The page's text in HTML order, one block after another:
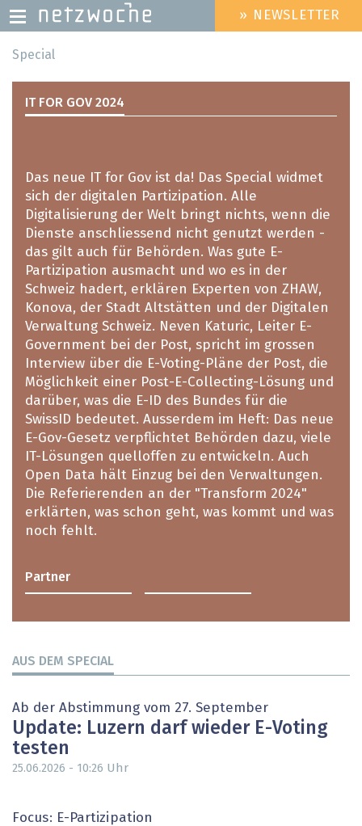
Direkt
Inhalt
HEADER
MENU
» NEWSLETTER
Special
IT FOR GOV 2024
Das neue IT for Gov ist da! Das Special widmet
sich der digitalen Partizipation. Alle
Digitalisierung der Welt bringt nichts, wenn die
Dienste anschliessend nicht genutzt werden -
das gilt auch für Behörden. Was gute E-
Partizipation ausmacht und wo es in der
Schweiz hadert, erklären Experten von ZHAW,
Konova, der Stadt Altstätten und der Digitalen
Verwaltung Schweiz. Neven Katuric, Leiter E-
Government bei der Post, spricht im grossen
Interview über die E-Voting-Pläne der Post, die
Möglichkeit einer Post-E-Collecting-Lösung und
darüber, was die E-ID des Bundes für die
SwissID bedeutet. Ausserdem im Heft: Das neue
E-Gov-Gesetz verpflichtet Behörden dazu, viele
IT-Lösungen quelloffen zu entwickeln. Auch
Open Data hält Einzug bei den Verwaltungen.
Die Referierenden an der "Transform 2024"
erklärten, was schon geht, was kommt und was
noch fehlt.
Partner
AUS DEM SPECIAL
Ab der Abstimmung vom 27. September
Update: Luzern darf wieder E-Voting
testen
25.06.2026 - 10:26 Uhr
Focus: E-Partizipation